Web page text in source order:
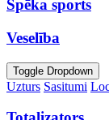
Spēka sports
Veselība
Toggle Dropdown
Uzturs Sasitumi